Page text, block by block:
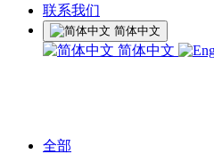
联系我们
简体中文
简体中文
全部